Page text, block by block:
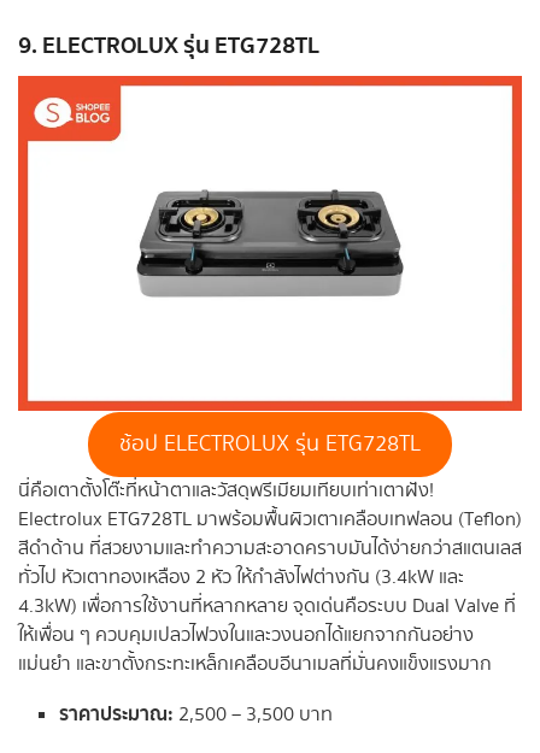
9. ELECTROLUX รุ่น ETG728TL
ช้อป ELECTROLUX รุ่น ETG728TL
นี่คือเตาตั้งโต๊ะที่หน้าตาและวัสดุพรีเมียมเทียบเท่าเตาฝัง!
Electrolux ETG728TL มาพร้อมพื้นผิวเตาเคลือบเทฟลอน (Teflon)
สีดำด้าน ที่สวยงามและทำความสะอาดคราบมันได้ง่ายกว่าสแตนเลส
ทั่วไป หัวเตาทองเหลือง 2 หัว ให้กำลังไฟต่างกัน (3.4kW และ
4.3kW) เพื่อการใช้งานที่หลากหลาย จุดเด่นคือระบบ Dual Valve ที่
ให้เพื่อน ๆ ควบคุมเปลวไฟวงในและวงนอกได้แยกจากกันอย่าง
แม่นยำ และขาตั้งกระทะเหล็กเคลือบอีนาเมลที่มั่นคงแข็งแรงมาก
ราคาประมาณ: 2,500 – 3,500 บาท